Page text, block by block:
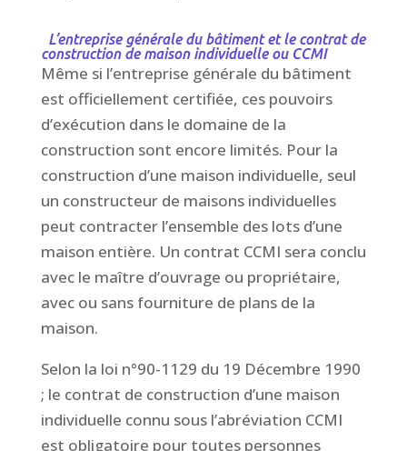
L’entreprise générale du bâtiment et le contrat de
construction de maison individuelle ou CCMI
Même si l’entreprise générale du bâtiment
est officiellement certifiée, ces pouvoirs
d’exécution dans le domaine de la
construction sont encore limités. Pour la
construction d’une maison individuelle, seul
un constructeur de maisons individuelles
peut contracter l’ensemble des lots d’une
maison entière. Un contrat CCMI sera conclu
avec le maître d’ouvrage ou propriétaire,
avec ou sans fourniture de plans de la
maison.
Selon la loi n°90-1129 du 19 Décembre 1990
; le contrat de construction d’une maison
individuelle connu sous l’abréviation CCMI
est obligatoire pour toutes personnes